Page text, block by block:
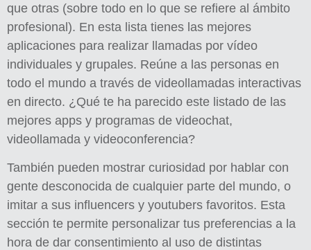
que otras (sobre todo en lo que se refiere al ámbito
profesional). En esta lista tienes las mejores
aplicaciones para realizar llamadas por vídeo
individuales y grupales. Reúne a las personas en
todo el mundo a través de videollamadas interactivas
en directo. ¿Qué te ha parecido este listado de las
mejores apps y programas de videochat,
videollamada y videoconferencia?
También pueden mostrar curiosidad por hablar con
gente desconocida de cualquier parte del mundo, o
imitar a sus influencers y youtubers favoritos. Esta
sección te permite personalizar tus preferencias a la
hora de dar consentimiento al uso de distintas